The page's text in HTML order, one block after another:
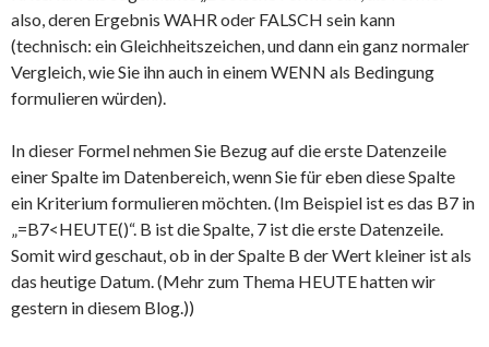
also, deren Ergebnis WAHR oder FALSCH sein kann
(technisch: ein Gleichheitszeichen, und dann ein ganz normaler
Vergleich, wie Sie ihn auch in einem WENN als Bedingung
formulieren würden).
In dieser Formel nehmen Sie Bezug auf die erste Datenzeile
einer Spalte im Datenbereich, wenn Sie für eben diese Spalte
ein Kriterium formulieren möchten. (Im Beispiel ist es das B7 in
„=B7<HEUTE()“. B ist die Spalte, 7 ist die erste Datenzeile.
Somit wird geschaut, ob in der Spalte B der Wert kleiner ist als
das heutige Datum. (Mehr zum Thema HEUTE hatten wir
gestern in diesem Blog.))